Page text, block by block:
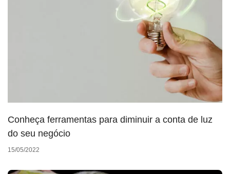
Conheça ferramentas para diminuir a conta de luz
do seu negócio
15/05/2022